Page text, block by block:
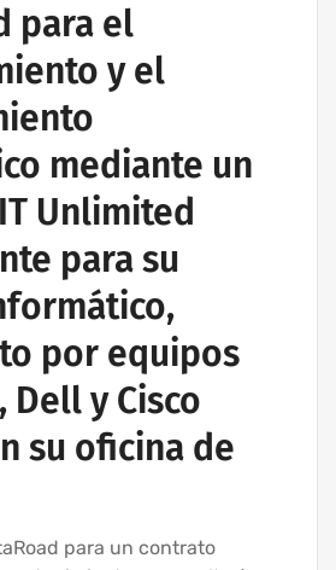
para el
y el
mediante un
Unlimited
para su
por equipos
Dell y Cisco
su oficina de
para un contrato